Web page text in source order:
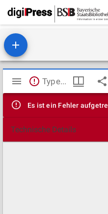
Mirador
Viewer
TypeError: Failed to fetch
Es ist ein Fehler
Technische Details